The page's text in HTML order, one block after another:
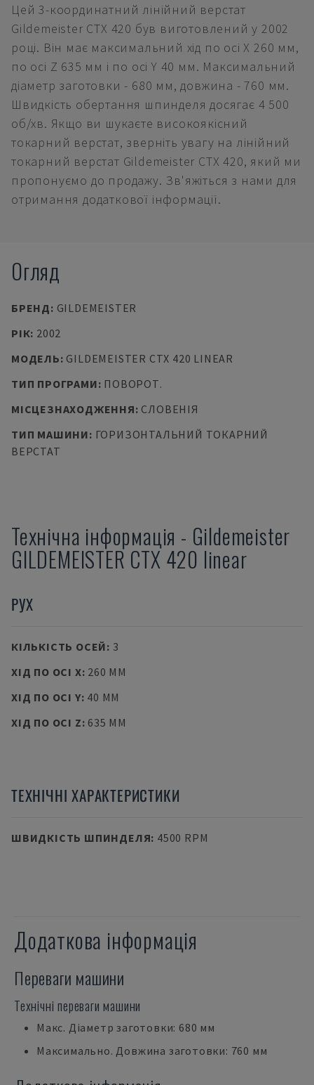
Цей 3-координатний лінійний верстат
Gildemeister CTX 420 був виготовлений у 2002
році. Він має максимальний хід по осі X 260 мм,
по осі Z 635 мм і по осі Y 40 мм. Максимальний
діаметр заготовки - 680 мм, довжина - 760 мм.
Швидкість обертання шпинделя досягає 4 500
об/хв. Якщо ви шукаєте високоякісний
токарний верстат, зверніть увагу на лінійний
токарний верстат Gildemeister CTX 420, який ми
пропонуємо до продажу. Зв'яжіться з нами для
отримання додаткової інформації.
Огляд
БРЕНД: GILDEMEISTER
РІК: 2002
МОДЕЛЬ: GILDEMEISTER CTX 420 LINEAR
ТИП ПРОГРАМИ: ПОВОРОТ.
МІСЦЕЗНАХОДЖЕННЯ: СЛОВЕНІЯ
ТИП МАШИНИ: ГОРИЗОНТАЛЬНИЙ ТОКАРНИЙ
ВЕРСТАТ
Технічна інформація - Gildemeister
GILDEMEISTER CTX 420 linear
РУХ
КІЛЬКІСТЬ ОСЕЙ: 3
ХІД ПО ОСІ X: 260 MM
ХІД ПО ОСІ Y: 40 MM
ХІД ПО ОСІ Z: 635 MM
ТЕХНІЧНІ ХАРАКТЕРИСТИКИ
ШВИДКІСТЬ ШПИНДЕЛЯ: 4500 RPM
Додаткова інформація
Переваги машини
Технічні переваги машини
Макс. Діаметр заготовки: 680 мм
Максимально. Довжина заготовки: 760 мм